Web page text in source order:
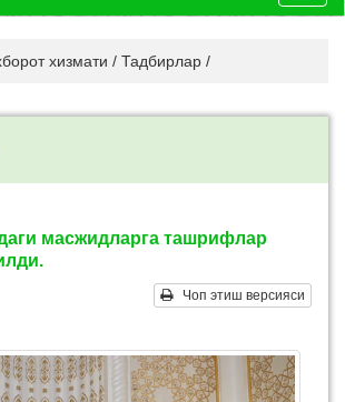
хизмати / Тадбирлар /
масжидларга ташрифлар
Чоп этиш версияси